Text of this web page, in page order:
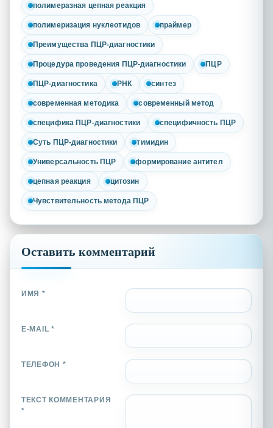
полимеразная цепная реакция
полимеризация нуклеотидов праймер
Преимущества ПЦР-диагностики
Процедура проведения ПЦР-диагностики ПЦР
ПЦР-диагностика РНК синтез
современная методика современный метод
специфика ПЦР-диагностики специфичность ПЦР
Суть ПЦР-диагностики тимидин
Универсальность ПЦР формирование антител
цепная реакция цитозин
Чувствительность метода ПЦР
Оставить комментарий
ИМЯ *
E-MAIL *
ТЕЛЕФОН *
ТЕКСТ КОММЕНТАРИЯ
*